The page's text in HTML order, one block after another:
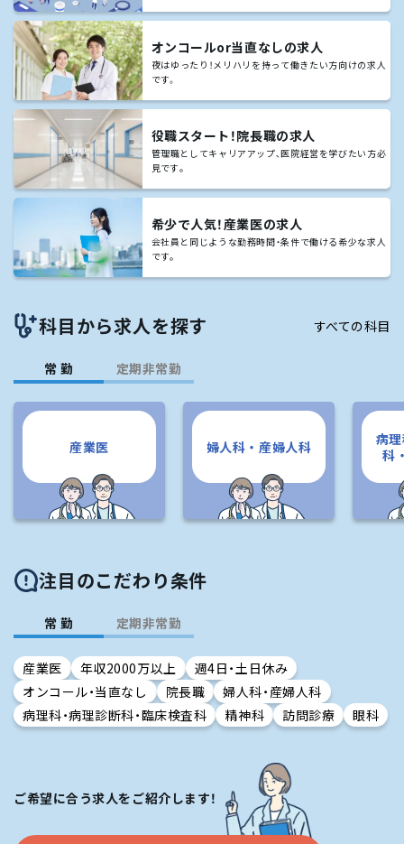
オンコールor当直なしの求人
夜はゆったり！メリハリを持って働きたい方向けの求人
です。
役職スタート！院長職の求人
管理職としてキャリアアップ､医院経営を学びたい方必
見です｡
希少で人気！産業医の求人
会社員と同じような勤務時間・条件で働ける希少な求人
です｡
科目から求人を探す すべての科目
常 勤 定期非常勤
産業医 婦人科・産婦人科
病
科
注目のこだわり条件
常 勤 定期非常勤
産業医 年収2000万以上
週4日・土日休み
オンコール・当直なし
院長職
婦人科・産婦人科
病理科・病理診断科・臨床検査科
精神科 訪問診療 眼科
ご希望に合う求人をご紹介します！